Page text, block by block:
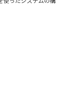
ブコントロールシス
環境構築